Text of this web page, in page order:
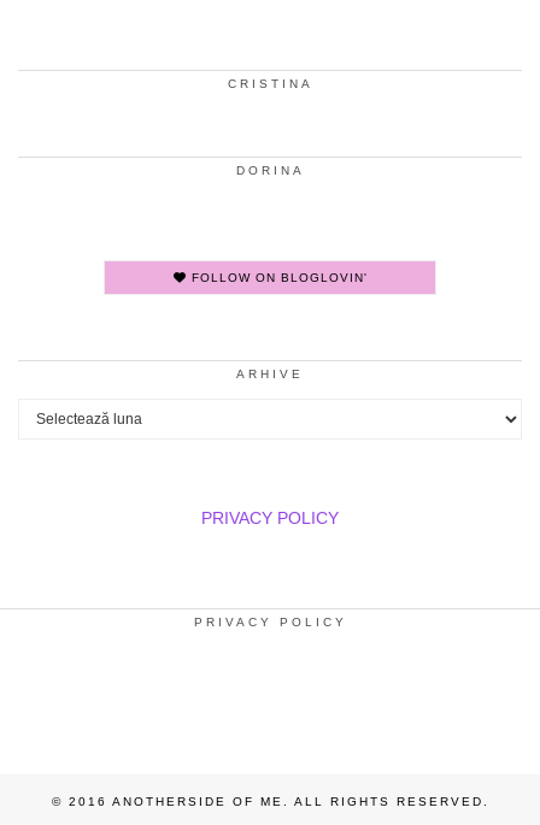
CRISTINA
DORINA
FOLLOW ON BLOGLOVIN'
ARHIVE
Arhive
PRIVACY POLICY
PRIVACY POLICY
© 2016 ANOTHERSIDE OF ME. ALL RIGHTS RESERVED.